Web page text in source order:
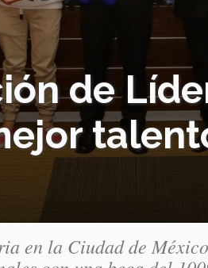
de
en la Ciudad de